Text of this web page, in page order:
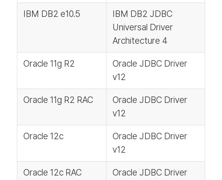
IBM DB2 e10.5
IBM DB2 JDBC
Universal Driver
Architecture 4
Oracle 11g R2
Oracle JDBC Driver
v12
Oracle 11g R2 RAC
Oracle JDBC Driver
v12
Oracle 12c
Oracle JDBC Driver
v12
Oracle 12c RAC
Oracle JDBC Driver